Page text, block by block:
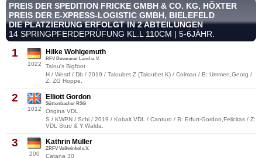
PREIS DER SPEDITION FRICKE GMBH & CO. KG, HÖXTER
PREIS DER E-XPRESS-LOGISTIC GMBH, BIELEFELD
DIE PLATZIERUNG ERFOLGT IN 2 ABTEILUNGEN
14 SPRINGPFERDEPRÜFUNG KL.L 110CM | 5-6JÄHR.
1
1022
Hilke Wohlgemuth
RFV Beveraner Land e. V.
Talou's Bigfoot
H / Westf / Db / 2019 / Taloubet Z (Taloubet K) / Colman / B: Ummen,Georg /
Z: ZG Hoppe,
2
1012
Elliott Gordon
Süttenbacher RSG
Origina VDL
S / KWPN / Schi / 2019 / Kobalt VDL / Canturo / B: Erfurt-Gordon,Felicitas / Z:
VDL Stud & Y.Walda,
3
200
Kathrin Müller
ZRFV Voßwinkel e.V.
Catana 30